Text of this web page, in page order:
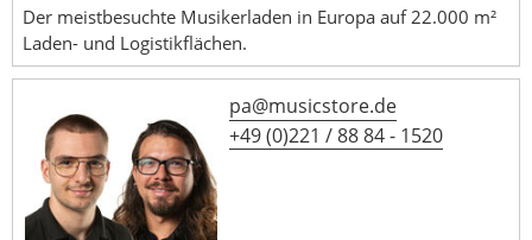
Der meistbesuchte Musikerladen in Europa auf 22.000 m²
Laden- und Logistikflächen.
pa@musicstore.de
+49 (0)221 / 88 84 - 1520